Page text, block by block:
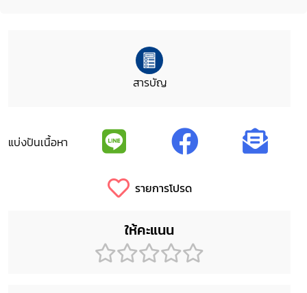
สารบัญ
แบ่งปันเนื้อหา
รายการโปรด
ให้คะแนน